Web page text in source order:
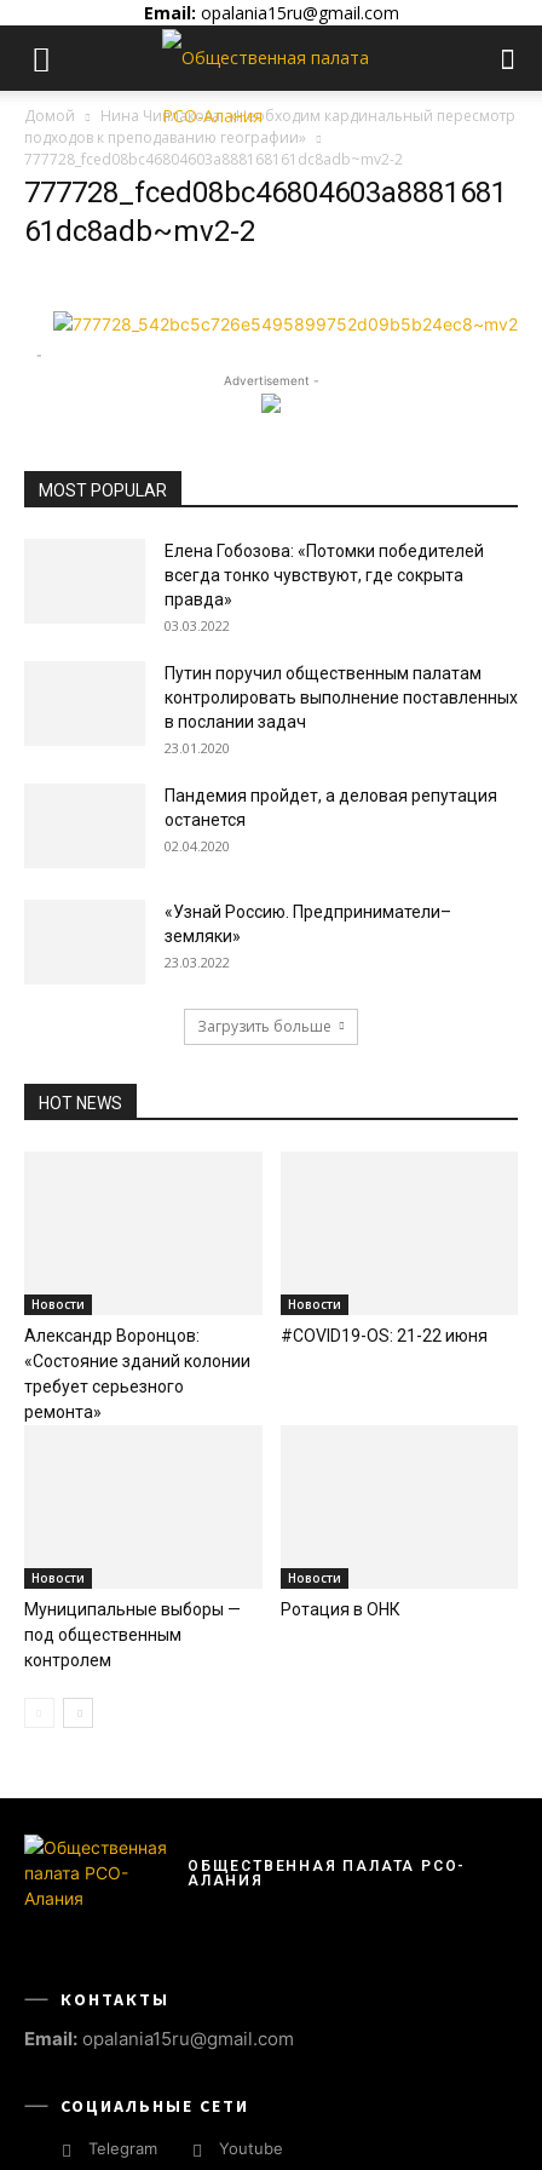
Email: opalania15ru@gmail.com
Домой
Нина Чиплакова: «Необходим кардинальный пересмотр
подходов к преподаванию географии»
777728_fced08bc46804603a888168161dc8adb~mv2-2
777728_fced08bc46804603a8881681
61dc8adb~mv2-2
-
Advertisement -
MOST POPULAR
Елена Гобозова: «Потомки победителей
всегда тонко чувствуют, где сокрыта
правда»
03.03.2022
Путин поручил общественным палатам
контролировать выполнение поставленных
в послании задач
23.01.2020
Пандемия пройдет, а деловая репутация
останется
02.04.2020
«Узнай Россию. Предприниматели–
земляки»
23.03.2022
Загрузить больше
HOT NEWS
Новости
Александр Воронцов:
«Состояние зданий колонии
требует серьезного
ремонта»
Новости
#COVID19-OS: 21-22 июня
Новости
Муниципальные выборы —
под общественным
контролем
Новости
Ротация в ОНК
ОБЩЕСТВЕННАЯ ПАЛАТА РСО-
АЛАНИЯ
КОНТАКТЫ
Email: opalania15ru@gmail.com
СОЦИАЛЬНЫЕ СЕТИ
Telegram Youtube